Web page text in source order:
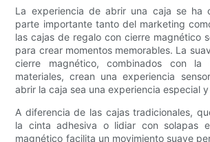
La experiencia de abrir una caja se ha
parte importante tanto del marketing
las cajas de regalo con cierre magnético
para crear momentos memorables. La
cierre magnético, combinados con la
materiales, crean una experiencia
abrir la caja sea una experiencia especial
A diferencia de las cajas tradicionales,
la cinta adhesiva o lidiar con solapas
magnético facilita un movimiento suave